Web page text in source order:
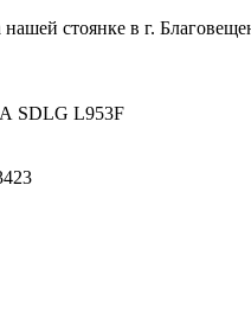
стоянке в г.
L953F